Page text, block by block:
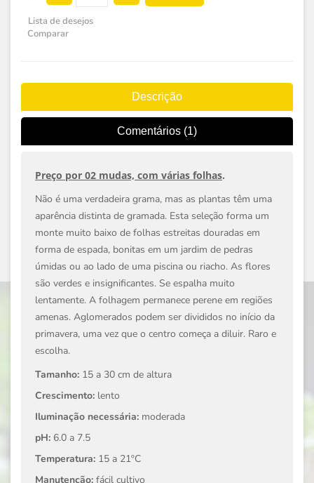
Lista de desejos
Comparar
Descrição
Comentários (1)
Preço por 02 mudas, com várias folhas.
Não é uma verdadeira grama, mas as plantas têm uma
aparência distinta de gramada. Esta seleção forma um
monte muito baixo de folhas estreitas douradas em
forma de espada, bonitas em um jardim de pedras
úmidas ou ao lado de uma piscina ou riacho. As flores
são verdes e insignificantes. Se espalha muito
lentamente. A folhagem permanece perene em regiões
amenas. Aglomerados podem ser divididos no início da
primavera, uma vez que o centro começa a diluir. Raro e
escolha.
Tamanho: 15 a 30 cm de altura
Crescimento: lento
Iluminação necessária: moderada
pH: 6.0 a 7.5
Temperatura: 15 a 21ºC
Manutenção: fácil cultivo